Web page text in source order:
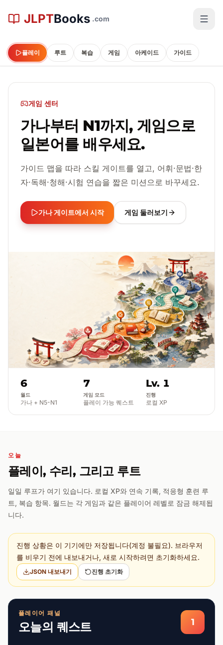
JLPTBooks .com
플레이 루트 복습 게임 아케이드 가이드
게임 센터
가나부터 N1까지, 게임으로
일본어를 배우세요.
가이드 맵을 따라 스킬 게이트를 열고, 어휘·문법·한
자·독해·청해·시험 연습을 짧은 미션으로 바꾸세요.
가나 게이트에서 시작 게임 둘러보기
6
월드
가나 + N5-N1
7
게임 모드
플레이 가능 퀘스트
Lv. 1
진행
로컬 XP
오늘
플레이, 수리, 그리고 루트
일일 루프가 여기 있습니다. 로컬 XP와 연속 기록, 적응형 훈련 루
트, 복습 항목. 월드는 각 게임과 같은 플레이어 레벨로 잠금 해제됩
니다.
진행 상황은 이 기기에만 저장됩니다(계정 불필요). 브라우저
를 비우기 전에 내보내거나, 새로 시작하려면 초기화하세요.
JSON 내보내기 진행 초기화
플레이어 패널
오늘의 퀘스트 1